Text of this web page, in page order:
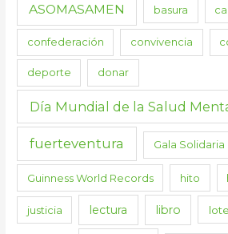
ASOMASAMEN basura
confederación convivencia
deporte donar
Día Mundial de la Salud
fuerteventura Gala Solidaria
Guinness World Records hito
justicia lectura libro